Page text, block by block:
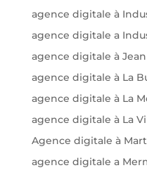
agence digitale à
agence digitale a
agence digitale à
agence digitale à La
agence digitale à La
agence digitale à La
Agence digitale à
agence digitale a